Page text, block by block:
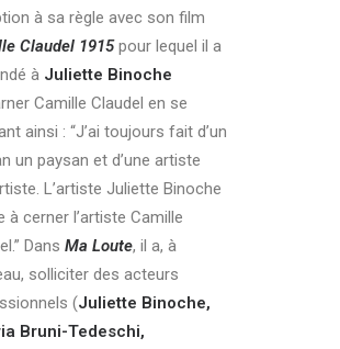
à sa règle avec son film
Claudel 1915pour lequel il a
à Juliette Binoche
Camille Claudel en se
ainsi : “J’ai toujours fait d’un
un paysan et d’une artiste
L’artiste Juliette Binoche
à cerner l’artiste Camille
Dans Ma Loute, il a, à
solliciter des acteurs
(Juliette Binoche,
Bruni-Tedeschi,